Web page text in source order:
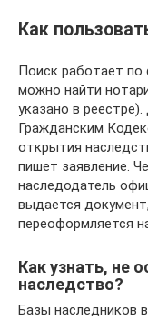
Как
Поиск работает по
можно найти
указано в
Гражданским
открытия
пишет заявление.
наследодатель
выдается
переоформляется
Как узнать, не
наследство?
Базы наследников